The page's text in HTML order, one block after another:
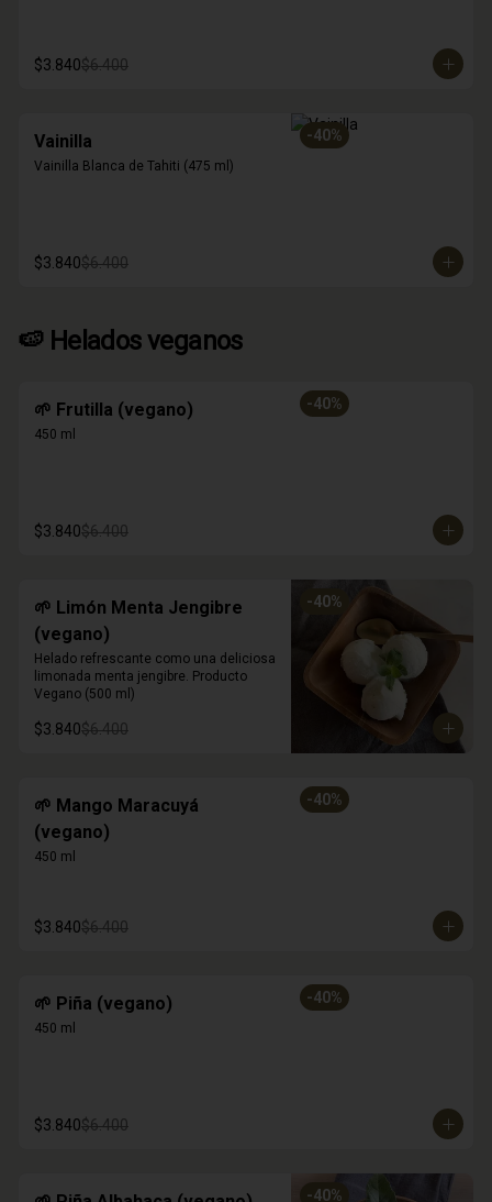
$3.840$6.400
-40%
Vainilla
Vainilla Blanca de Tahiti (475 ml)
$3.840$6.400
🍉 Helados veganos
-40%
🌱 Frutilla (vegano)
450 ml
$3.840$6.400
-40%
🌱 Limón Menta Jengibre
(vegano)
Helado refrescante como una deliciosa
limonada menta jengibre. Producto
Vegano (500 ml)
$3.840$6.400
-40%
🌱 Mango Maracuyá
(vegano)
450 ml
$3.840$6.400
-40%
🌱 Piña (vegano)
450 ml
$3.840$6.400
-40%